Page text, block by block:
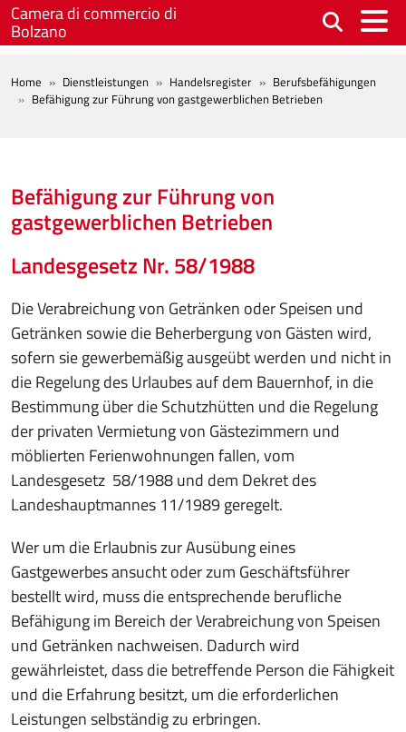
Skip to main content
Camera di commercio di
Bolzano
BREADCRUMB
Home Dienstleistungen Handelsregister
Berufsbefähigungen
Befähigung zur Führung von gastgewerblichen Betrieben
Befähigung zur Führung von
gastgewerblichen Betrieben
Landesgesetz Nr. 58/1988
Die Verabreichung von Getränken oder Speisen und
Getränken sowie die Beherbergung von Gästen wird,
sofern sie gewerbemäßig ausgeübt werden und nicht in
die Regelung des Urlaubes auf dem Bauernhof, in die
Bestimmung über die Schutzhütten und die Regelung
der privaten Vermietung von Gästezimmern und
möblierten Ferienwohnungen fallen, vom
Landesgesetz 58/1988 und dem Dekret des
Landeshauptmannes 11/1989 geregelt.
Wer um die Erlaubnis zur Ausübung eines
Gastgewerbes ansucht oder zum Geschäftsführer
bestellt wird, muss die entsprechende berufliche
Befähigung im Bereich der Verabreichung von Speisen
und Getränken nachweisen. Dadurch wird
gewährleistet, dass die betreffende Person die Fähigkeit
und die Erfahrung besitzt, um die erforderlichen
Leistungen selbständig zu erbringen.